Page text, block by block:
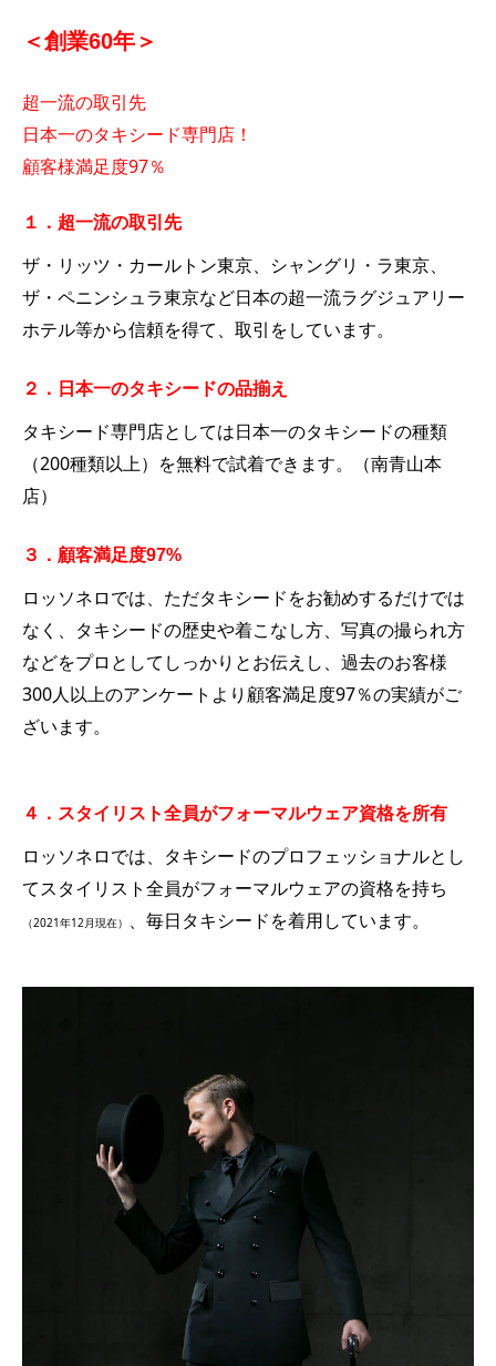
＜創業60年＞
超一流の取引先
日本一のタキシード専門店！
顧客様満足度97％
１．超一流の取引先
ザ・リッツ・カールトン東京、シャングリ・ラ東京、
ザ・ペニンシュラ東京など日本の超一流ラグジュアリー
ホテル等から信頼を得て、取引をしています。
２．日本一のタキシードの品揃え
タキシード専門店としては日本一のタキシードの種類
（200種類以上）を無料で試着できます。（南青山本
店）
３．顧客満足度97%
ロッソネロでは、ただタキシードをお勧めするだけでは
なく、タキシードの歴史や着こなし方、写真の撮られ方
などをプロとしてしっかりとお伝えし、過去のお客様
300人以上のアンケートより顧客満足度97％の実績がご
ざいます。
４．スタイリスト全員がフォーマルウェア資格を所有
ロッソネロでは、タキシードのプロフェッショナルとし
てスタイリスト全員がフォーマルウェアの資格を持ち
（2021年12月現在） 、毎日タキシードを着用しています。